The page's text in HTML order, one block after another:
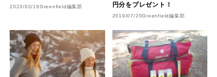
2023/02/16Greenfield編集部
円分をプレゼント！
2019/07/20Greenfield編集部